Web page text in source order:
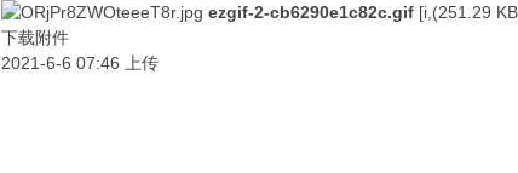
ezgif-2-cb6290e1c82c.gif [i,(251.29
下载附件
2021-6-6 07:46 上传